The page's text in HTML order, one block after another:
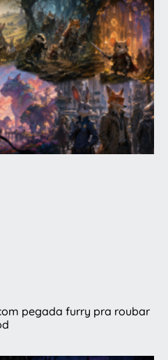
pegada furry pra roubar